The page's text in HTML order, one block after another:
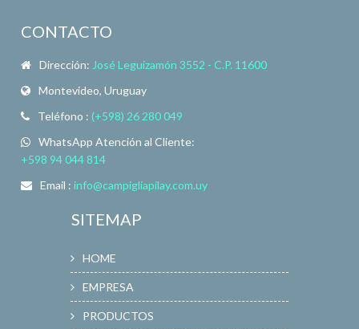
CONTACTO
Dirección: José Leguizamón 3552 - C.P. 11600
Montevideo, Uruguay
Teléfono : (+598) 26 280 049
WhatsApp Atención al Cliente:
+598 94 044 814
Email :info@campigliapilay.com.uy
SITEMAP
HOME
EMPRESA
PRODUCTOS